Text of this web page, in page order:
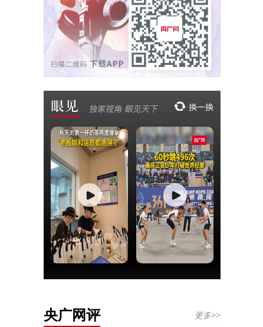
央广网评 更多>>